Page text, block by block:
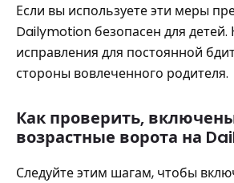
Если вы используете эти меры
Dailymotion безопасен для детей.
исправления для постоянной
стороны вовлеченного родителя.
Как проверить,
возрастные ворота на
Следуйте этим шагам, чтобы